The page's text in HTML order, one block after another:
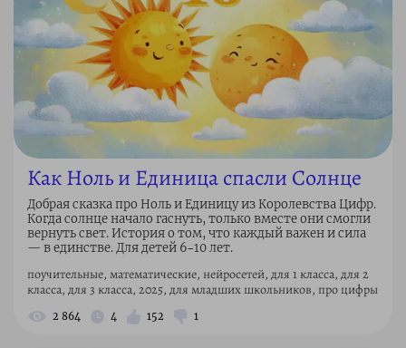
Как Ноль и Единица спасли Солнце
Добрая сказка про Ноль и Единицу из Королевства Цифр.
Когда солнце начало гаснуть, только вместе они смогли
вернуть свет. История о том, что каждый важен и сила
— в единстве. Для детей 6–10 лет.
поучительные, математические, нейросетей, для 1 класса, для 2
класса, для 3 класса, 2025, для младших школьников, про цифры
2 864 4 152 1